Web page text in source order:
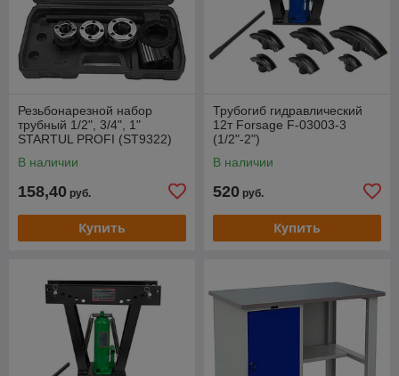
Резьбонарезной набор
трубный 1/2", 3/4", 1"
STARTUL PROFI (ST9322)
В наличии
158,40 руб.
Купить
Трубогиб гидравлический
12т Forsage F-03003-3
(1/2"-2")
В наличии
520 руб.
Купить